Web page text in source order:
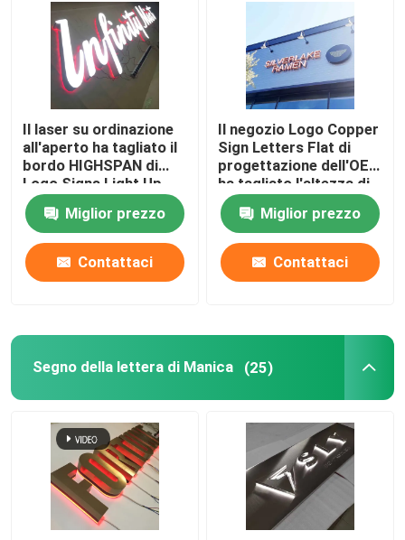
Giro della fabbrica
Controllo di qualità
Contattici
Richieda una citazione
segno della lettera 3d
Segno della lettera di Manica
Lettere acriliche principali
insegna al neon su ordinazione
Il laser su ordinazione
all'aperto ha tagliato il
bordo HIGHSPAN di
Logo Signs Light Up
Sign del metallo
Miglior prezzo
Contattaci
Il negozio Logo Copper
Sign Letters Flat di
progettazione dell'OEM
ha tagliato l'altezza di
100cm - di 10cm
Miglior prezzo
Contattaci
Segno della lettera di Manica (25)